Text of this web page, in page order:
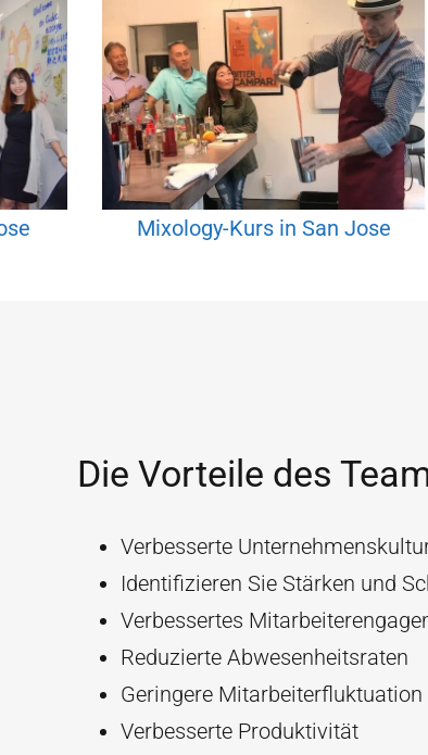
Mixology-Kurs in San Jose
Die Vorteile des
Verbesserte
Identifizieren Sie Stärken und
Verbessertes
Reduzierte Abwesenheitsraten
Geringere Mitarbeiterfluktuation
Verbesserte Produktivität